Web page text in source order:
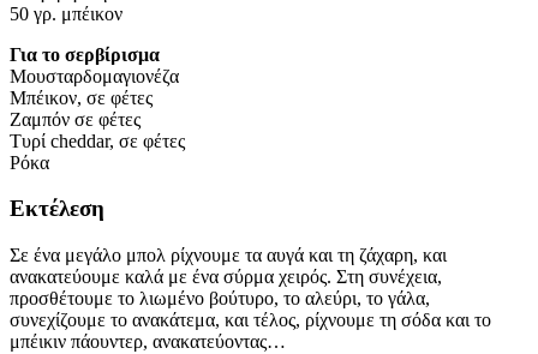
50 γρ. μπέικον
Για το σερβίρισμα
Μουσταρδομαγιονέζα
Μπέικον, σε φέτες
Ζαμπόν σε φέτες
Τυρί cheddar, σε φέτες
Ρόκα
Εκτέλεση
Σε ένα μεγάλο μπολ ρίχνουμε τα αυγά και τη ζάχαρη, και
ανακατεύουμε καλά με ένα σύρμα χειρός. Στη συνέχεια,
προσθέτουμε το λιωμένο βούτυρο, το αλεύρι, το γάλα,
συνεχίζουμε το ανακάτεμα, και τέλος, ρίχνουμε τη σόδα και το
μπέικιν πάουντερ, ανακατεύοντας…